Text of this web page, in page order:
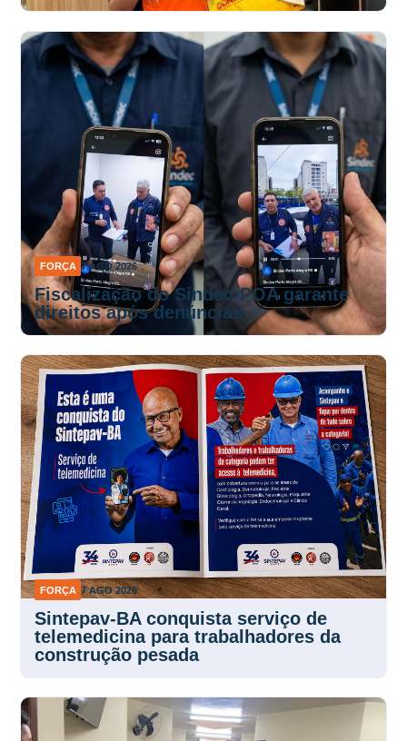
FORÇA 7 AGO 2026
Fiscalização do Sindec-POA garante
direitos após denúncias
FORÇA 7 AGO 2026
Sintepav-BA conquista serviço de
telemedicina para trabalhadores da
construção pesada